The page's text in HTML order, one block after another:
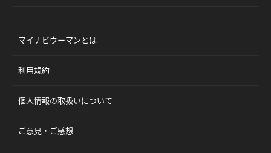
マイナビウーマンとは
利用規約
個人情報の取扱いについて
ご意見・ご感想